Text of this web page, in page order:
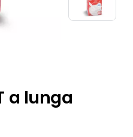
a lunga